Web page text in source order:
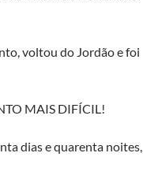
voltou do Jordão e foi
MAIS DIFÍCIL!
dias e quarenta noites,